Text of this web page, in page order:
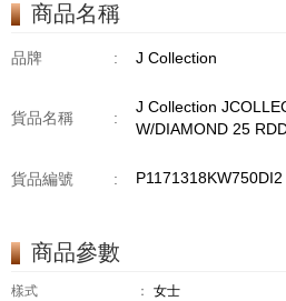
商品名稱
品牌 : J Collection
貨品名稱 :
J Collection
W/DIAMOND 25
貨品編號 : P1171318KW750DI2
商品參數
樣式 ： 女士